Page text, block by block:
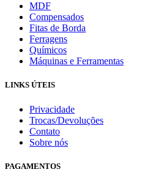
MDF
Compensados
Fitas de Borda
Ferragens
Químicos
Máquinas e Ferramentas
LINKS ÚTEIS
Privacidade
Trocas/Devoluções
Contato
Sobre nós
PAGAMENTOS